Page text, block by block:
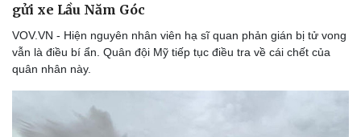
gửi xe Lầu Năm Góc
VOV.VN - Hiện nguyên nhân viên hạ sĩ quan phản gián bị tử vong
vẫn là điều bí ẩn. Quân đội Mỹ tiếp tục điều tra về cái chết của
quân nhân này.